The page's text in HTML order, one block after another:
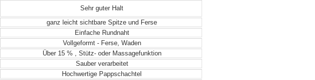
Sehr guter Halt
ganz leicht sichtbare Spitze und Ferse
Einfache Rundnaht
Vollgeformt - Ferse, Waden
Über 15 % , Stütz- oder Massagefunktion
Sauber verarbeitet
Hochwertige Pappschachtel